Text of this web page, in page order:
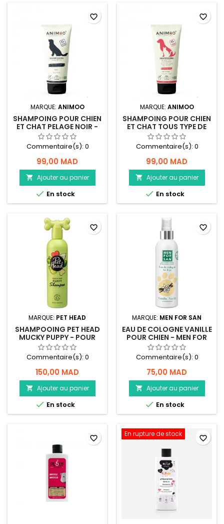
MARQUE: ANIMOO
SHAMPOING POUR CHIEN
ET CHAT PELAGE NOIR -
ANIMOO
Commentaire(s): 0
99,00 MAD
 Ajouter au panier
 En stock
favorite_border
MARQUE: ANIMOO
SHAMPOING POUR CHIEN
ET CHAT TOUS TYPE DE
PELAGE - ANIMOO
Commentaire(s): 0
99,00 MAD
 Ajouter au panier
 En stock
favorite_border
MARQUE: PET HEAD
SHAMPOOING PET HEAD
MUCKY PUPPY - POUR
CHIOT- 300ML
Commentaire(s): 0
150,00 MAD
 Ajouter au panier
 En stock
favorite_border
MARQUE: MEN FOR SAN
EAU DE COLOGNE VANILLE
POUR CHIEN - MEN FOR
SAN - 125 ML
Commentaire(s): 0
75,00 MAD
 Ajouter au panier
 En stock
favorite_border
favorite_border En rupture de stock favorite_border